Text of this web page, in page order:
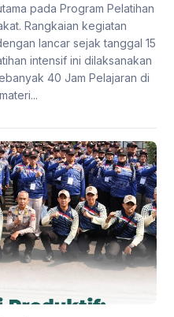
pada Program Pelatihan
Rangkaian kegiatan
lancar sejak tanggal 15
intensif ini dilaksanakan
40 Jam Pelajaran di